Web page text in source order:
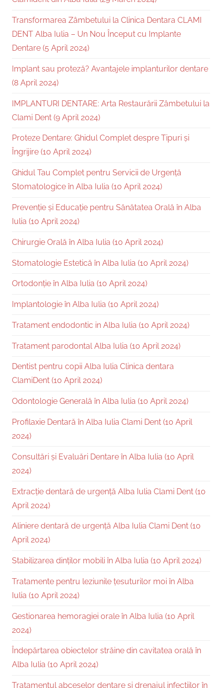
Transformarea Zâmbetului la Clinica Dentara CLAMI
DENT Alba Iulia – Un Nou Început cu Implante
Dentare (5 April 2024)
Implant sau proteză? Avantajele implanturilor dentare
(8 April 2024)
IMPLANTURI DENTARE: Arta Restaurării Zâmbetului la
Clami Dent (9 April 2024)
Proteze Dentare: Ghidul Complet despre Tipuri și
Îngrijire (10 April 2024)
Ghidul Tau Complet pentru Servicii de Urgență
Stomatologice în Alba Iulia (10 April 2024)
Prevenție și Educație pentru Sănătatea Orală în Alba
Iulia (10 April 2024)
Chirurgie Orală în Alba Iulia (10 April 2024)
Stomatologie Estetică în Alba Iulia (10 April 2024)
Ortodonție în Alba Iulia (10 April 2024)
Implantologie în Alba Iulia (10 April 2024)
Tratament endodontic in Alba Iulia (10 April 2024)
Tratament parodontal Alba Iulia (10 April 2024)
Dentist pentru copii Alba Iulia Clinica dentara
ClamiDent (10 April 2024)
Odontologie Generală în Alba Iulia (10 April 2024)
Profilaxie Dentară în Alba Iulia Clami Dent (10 April
2024)
Consultări și Evaluări Dentare în Alba Iulia (10 April
2024)
Extracție dentară de urgență Alba Iulia Clami Dent (10
April 2024)
Aliniere dentară de urgență Alba Iulia Clami Dent (10
April 2024)
Stabilizarea dinților mobili în Alba Iulia (10 April 2024)
Tratamente pentru leziunile țesuturilor moi în Alba
Iulia (10 April 2024)
Gestionarea hemoragiei orale în Alba Iulia (10 April
2024)
Îndepărtarea obiectelor străine din cavitatea orală în
Alba Iulia (10 April 2024)
Tratamentul abceselor dentare și drenajul infecțiilor în